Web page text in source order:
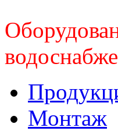
Монтаж